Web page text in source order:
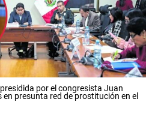
por el congresista Juan
presunta red de prostitución en el